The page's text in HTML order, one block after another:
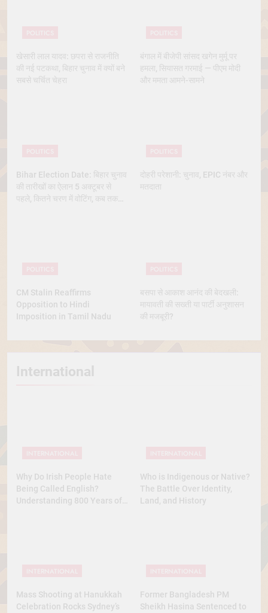
खेसारी लाल यादव: छपरा से राजनीति
की नई पटकथा, बिहार चुनाव में क्यों बने
सबसे चर्चित चेहरा
बंगाल में बीजेपी सांसद खगेन मुर्मू पर
हमला, सियासत गरमाई — पीएम मोदी
और ममता आमने-सामने
Bihar Election Date: बिहार चुनाव
की तारीखों का ऐलान 5 अक्टूबर से
पहले, कितने चरण में वोटिंग, कब तक
दोहरी परेशानी: चुनाव, EPIC नंबर और
मतदाता
CM Stalin Reaffirms
Opposition to Hindi
Imposition in Tamil Nadu
बसपा से आकाश आनंद की बेदखली:
मायावती की सख्ती या पार्टी अनुशासन
की मजबूरी?
International
Why Do Irish People Hate
Being Called English?
Understanding 800 Years of
Who is Indigenous or Native?
The Battle Over Identity,
Land, and History
Mass Shooting at Hanukkah
Celebration Rocks Sydney’s
Former Bangladesh PM
Sheikh Hasina Sentenced to